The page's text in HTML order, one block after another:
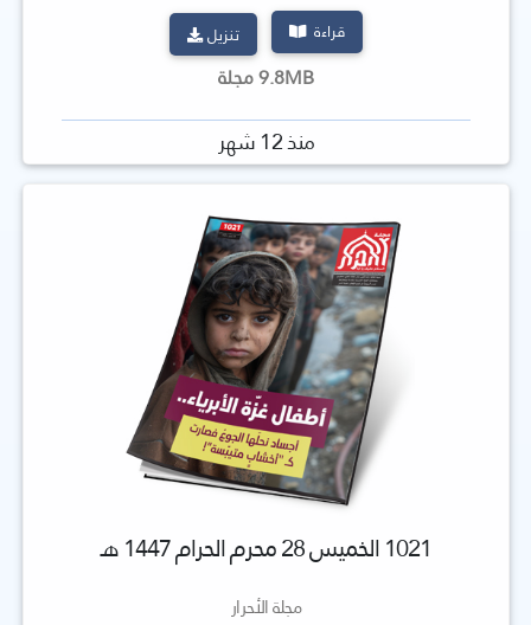
قراءة تنزيل
9.8MB مجلة
منذ 12 شهر
1021 الخميس 28 محرم الحرام 1447 هـ
مجلة الأحرار